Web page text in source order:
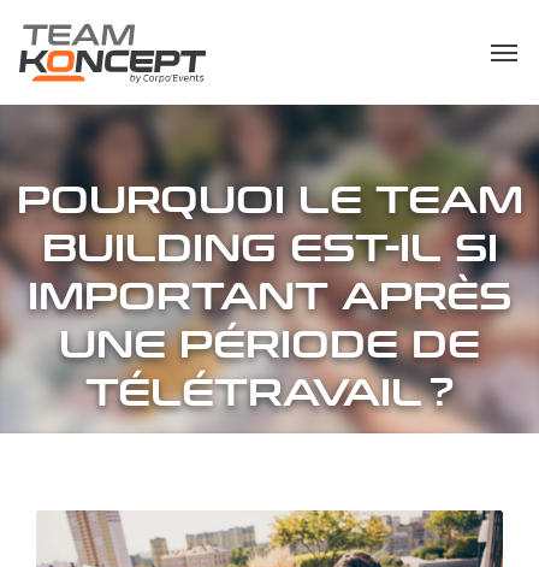
POURQUOI LE TEAM
BUILDING EST-IL SI
IMPORTANT APRÈS
UNE PÉRIODE DE
TÉLÉTRAVAIL ?